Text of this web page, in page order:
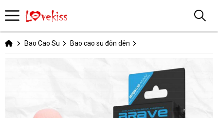
Bao Cao Su Bao cao su đôn dên